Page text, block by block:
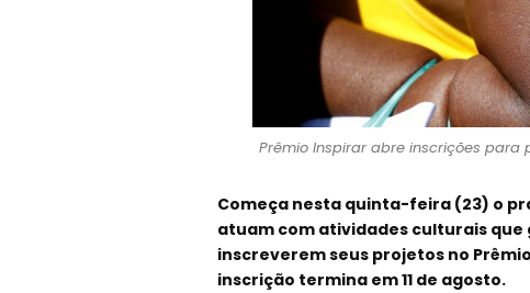
Prêmio Inspirar abre inscrições para
Começa nesta quinta-feira (23) o
atuam com atividades culturais
inscreverem seus projetos no
inscrição termina em 11 de agosto.